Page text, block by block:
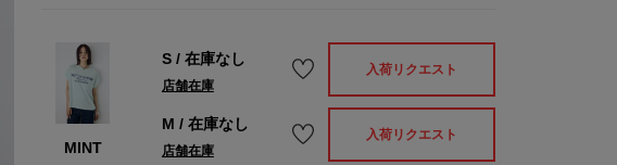
MINT
S/ 在庫なし
店舗在庫
入荷リクエスト
M / 在庫なし
店舗在庫
入荷リクエスト